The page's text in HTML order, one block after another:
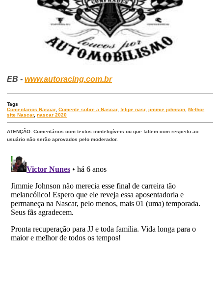
EB -www.autoracing.com.br
Tags
Comentarios Nascar,Comente sobre a Nascar,felipe nasr,jimmie johnson,Melhor
site Nascar,nascar 2020
ATENÇÃO: Comentários com textos ininteligíveis ou que faltem com respeito ao
usuário não serão aprovados pelo moderador.